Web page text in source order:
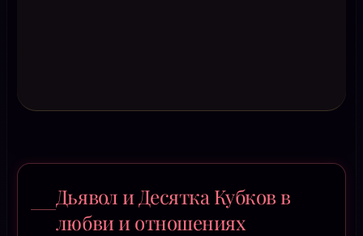
Дьявол и Десятка Кубков в
любви и отношениях